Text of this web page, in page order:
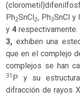
Ph2SnCl2, Ph3SnCl y
y 4
3, exhiben una
que en el complejo
complejos se han
31P y su
difracción de rayos